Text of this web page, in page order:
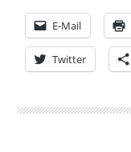
E-Mail
Twitter